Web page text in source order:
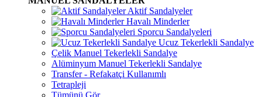
Aktif Sandalyeler
Havalı Minderler
Sporcu Sandalyeleri
Ucuz Tekerlekli Sandalye
Çelik Manuel Tekerlekli Sandalye
Alüminyum Manuel Tekerlekli Sandalye
Transfer - Refakatçi Kullanımlı
Tetrapleji
Tümünü Gör